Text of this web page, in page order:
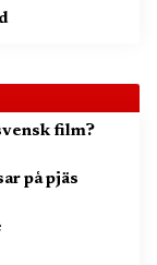
film?
på pjäs